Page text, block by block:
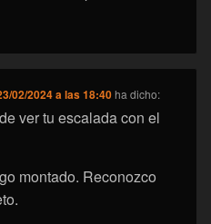
02/2024 a las 18:40 ha dicho:
ver tu escalada con el
montado. Reconozco